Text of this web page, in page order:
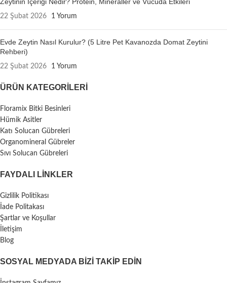
22 Şubat 2026 1 Yorum
Evde Zeytin Nasıl Kurulur? (5 Litre Pet Kavanozda Domat Zeytini
Rehberi)
22 Şubat 2026 1 Yorum
ÜRÜN KATEGORILERI
Floramix Bitki Besinleri
Hümik Asitler
Katı Solucan Gübreleri
Organomineral Gübreler
Sıvı Solucan Gübreleri
FAYDALI LİNKLER
Gizlilik Politikası
İade Politakası
Şartlar ve Koşullar
İletişim
Blog
SOSYAL MEDYADA BIZI TAKIP EDIN